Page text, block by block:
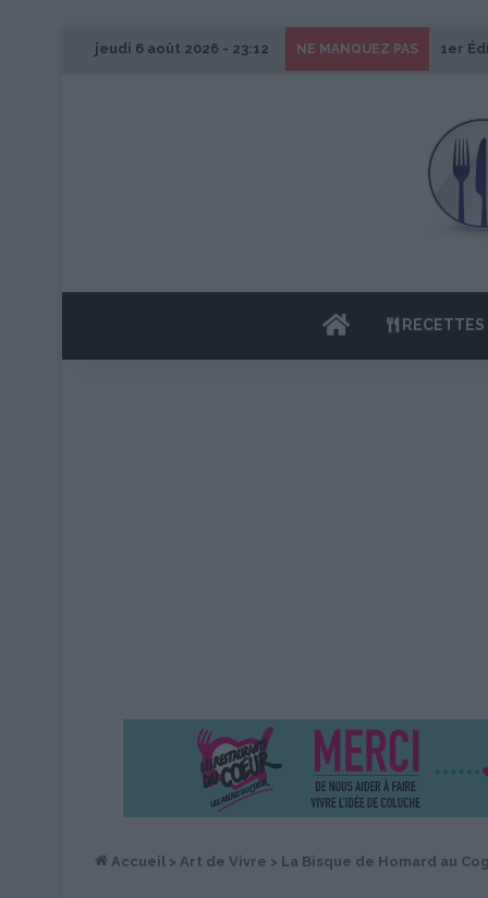
jeudi 6 août 2026 - 23:12 NE MANQUEZ PAS 1er
ACCUEIL
Accueil > Art de Vivre > La Bisque de Homard au